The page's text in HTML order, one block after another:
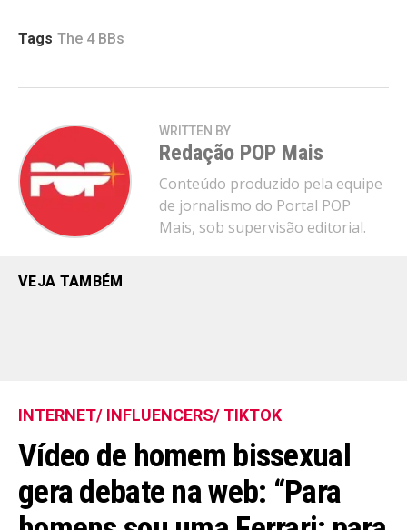
Tags The 4 BBs
WRITTEN BY
Redação POP Mais
Conteúdo produzido pela equipe
de jornalismo do Portal POP
Mais, sob supervisão editorial.
VEJA TAMBÉM
INTERNET/ INFLUENCERS/ TIKTOK
Vídeo de homem bissexual
gera debate na web: “Para